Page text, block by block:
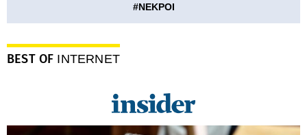
#ΝΕΚΡΟΙ
BEST OF INTERNET